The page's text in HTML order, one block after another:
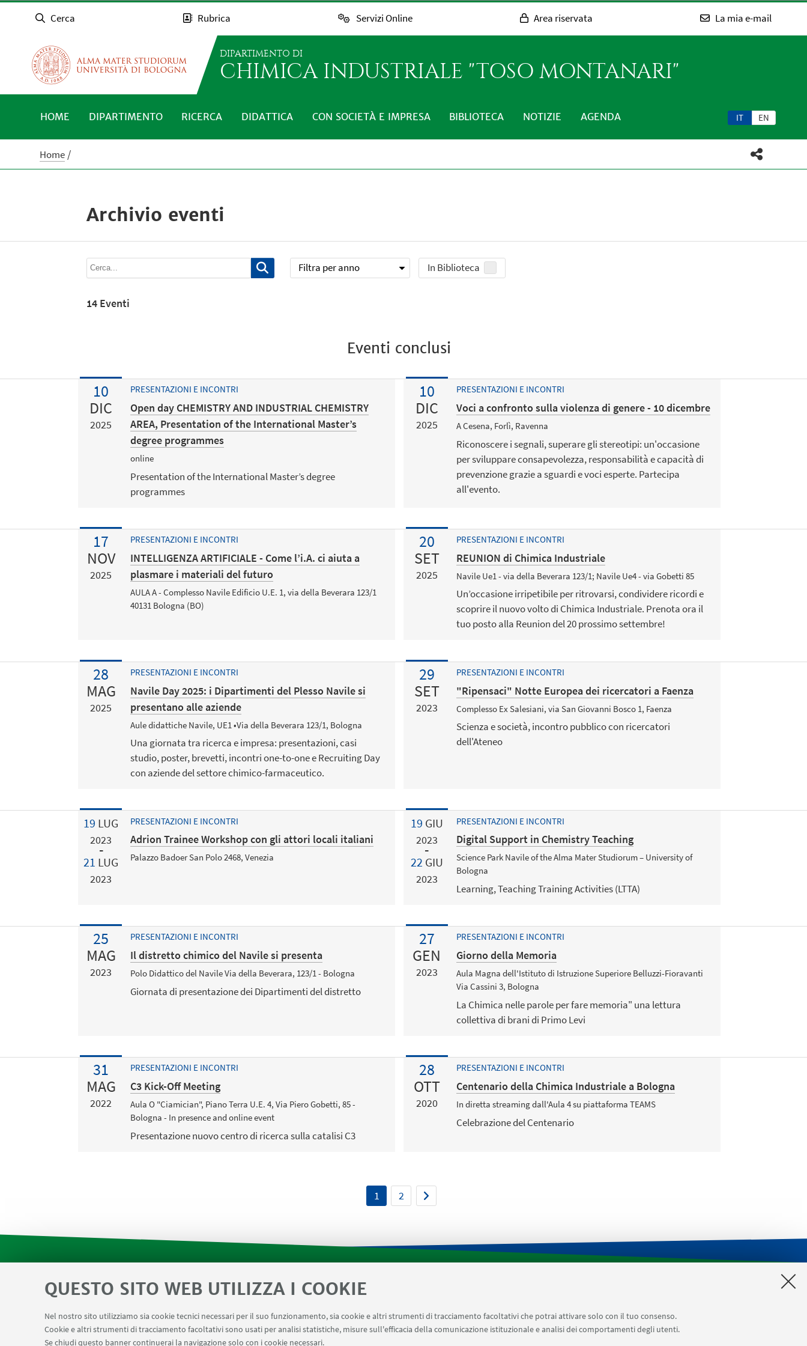
QUESTO SITO WEB UTILIZZA I COOKIE
Nel nostro sito utilizziamo sia cookie tecnici necessari per il suo funzionamento, sia cookie e altri strumenti di tracciamento facoltativi che potrai attivare solo con il tuo consenso.
Cookie e altri strumenti di tracciamento facoltativi sono usati per analisi statistiche, misure sull'efficacia della comunicazione istituzionale e analisi dei comportamenti degli utenti.
Se chiudi questo banner continuerai la navigazione solo con i cookie necessari.
Cerca Rubrica Servizi Online Area riservata La mia e-mail
DIPARTIMENTO DI
CHIMICA INDUSTRIALE "TOSO MONTANARI"
IT EN
HOME DIPARTIMENTO RICERCA DIDATTICA CON SOCIETÀ E IMPRESA BIBLIOTECA NOTIZIE AGENDA
Home
Archivio eventi
Filtra per anno In Biblioteca
14 Eventi
Eventi conclusi
10
DIC
2025
PRESENTAZIONI E INCONTRI
Open day CHEMISTRY AND INDUSTRIAL CHEMISTRY
AREA, Presentation of the International Master’s
degree programmes
online
Presentation of the International Master’s degree
programmes
10
DIC
2025
PRESENTAZIONI E INCONTRI
Voci a confronto sulla violenza di genere - 10 dicembre
A Cesena, Forlì, Ravenna
Riconoscere i segnali, superare gli stereotipi: un'occasione
per sviluppare consapevolezza, responsabilità e capacità di
prevenzione grazie a sguardi e voci esperte. Partecipa
all'evento.
17
NOV
2025
PRESENTAZIONI E INCONTRI
INTELLIGENZA ARTIFICIALE - Come l’i.A. ci aiuta a
plasmare i materiali del futuro
AULA A - Complesso Navile Edificio U.E. 1, via della Beverara 123/1
40131 Bologna (BO)
20
SET
2025
PRESENTAZIONI E INCONTRI
REUNION di Chimica Industriale
Navile Ue1 - via della Beverara 123/1; Navile Ue4 - via Gobetti 85
Un’occasione irripetibile per ritrovarsi, condividere ricordi e
scoprire il nuovo volto di Chimica Industriale. Prenota ora il
tuo posto alla Reunion del 20 prossimo settembre!
28
MAG
2025
PRESENTAZIONI E INCONTRI
Navile Day 2025: i Dipartimenti del Plesso Navile si
presentano alle aziende
Aule didattiche Navile, UE1 •Via della Beverara 123/1, Bologna
Una giornata tra ricerca e impresa: presentazioni, casi
studio, poster, brevetti, incontri one-to-one e Recruiting Day
con aziende del settore chimico-farmaceutico.
29
SET
2023
PRESENTAZIONI E INCONTRI
"Ripensaci" Notte Europea dei ricercatori a Faenza
Complesso Ex Salesiani, via San Giovanni Bosco 1, Faenza
Scienza e società, incontro pubblico con ricercatori
dell'Ateneo
19 LUG
2023
21 LUG
2023
PRESENTAZIONI E INCONTRI
Adrion Trainee Workshop con gli attori locali italiani
Palazzo Badoer San Polo 2468, Venezia
19 GIU
2023
22 GIU
2023
PRESENTAZIONI E INCONTRI
Digital Support in Chemistry Teaching
Science Park Navile of the Alma Mater Studiorum – University of
Bologna
Learning, Teaching Training Activities (LTTA)
25
MAG
2023
PRESENTAZIONI E INCONTRI
Il distretto chimico del Navile si presenta
Polo Didattico del Navile Via della Beverara, 123/1 - Bologna
Giornata di presentazione dei Dipartimenti del distretto
27
GEN
2023
PRESENTAZIONI E INCONTRI
Giorno della Memoria
Aula Magna dell'Istituto di Istruzione Superiore Belluzzi-Fioravanti
Via Cassini 3, Bologna
La Chimica nelle parole per fare memoria" una lettura
collettiva di brani di Primo Levi
31
MAG
2022
PRESENTAZIONI E INCONTRI
C3 Kick-Off Meeting
Aula O "Ciamician", Piano Terra U.E. 4, Via Piero Gobetti, 85 -
Bologna - In presence and online event
Presentazione nuovo centro di ricerca sulla catalisi C3
28
OTT
2020
PRESENTAZIONI E INCONTRI
Centenario della Chimica Industriale a Bologna
In diretta streaming dall'Aula 4 su piattaforma TEAMS
Celebrazione del Centenario
1 2
LINK UTILI Contatti Area riservata SVC e Modulistica di Dipartimento
Center for Chemical Catalysis
AULE U.E. 1 NAVILE AULE U.E. 4 NAVILE LABORATORI U.E. 5 NAVILE
Prenotazioni sale riunioni distretto Navile
Prenotazione NMR Navile
Prenotazione strumenti del Dipartimento CHIMIND